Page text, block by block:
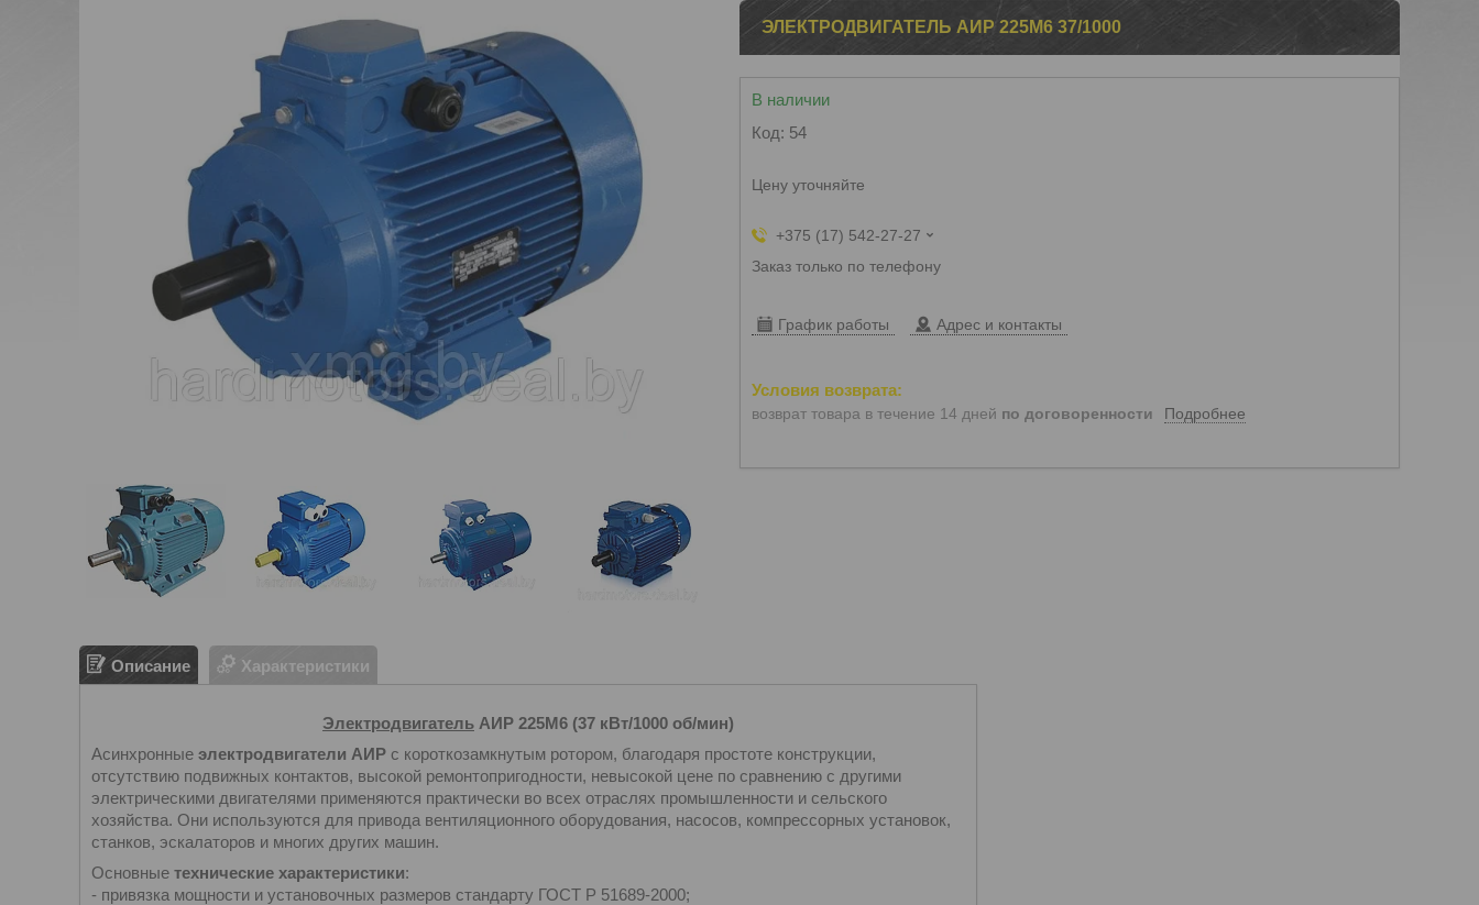
ЭЛЕКТРОДВИГАТЕЛЬ АИР 225М6 37/1000
В наличии
Код: 54
Цену уточняйте
+375 (17) 542-27-27
Заказ только по телефону
График работы Адрес и контакты
возврат товара в течение 14 дней по договоренности Подробнее
Описание Характеристики
Электродвигатель АИР 225М6 (37 кВт/1000 об/мин)
Асинхронные электродвигатели АИР с короткозамкнутым ротором, благодаря простоте конструкции,
отсутствию подвижных контактов, высокой ремонтопригодности, невысокой цене по сравнению с другими
электрическими двигателями применяются практически во всех отраслях промышленности и сельского
хозяйства. Они используются для привода вентиляционного оборудования, насосов, компрессорных установок,
станков, эскалаторов и многих других машин.
Основные технические характеристики:
- привязка мощности и установочных размеров стандарту ГОСТ Р 51689-2000;